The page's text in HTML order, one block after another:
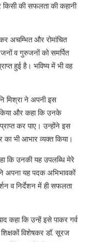
किसी की सफलता की कहानी
अचम्भित और रोमांचित
व गुरुजनों को समर्पित
हुई है। भविष्य में भी वह
मिश्रा ने अपनी इस
और कहा कि उनके
कर पाए। उन्होंने इस
का भी आभार व्यक्त किया।
कि उनकी यह उपलब्धि मेरे
अपना यह पदक अभिभावकों
व निर्देशन में ही सफलता
कहा कि उन्हें इसे पाकर गर्व
विशेषकर डॉ. सूरज